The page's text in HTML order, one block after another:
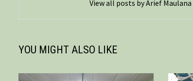
View all posts by Arief
YOU MIGHT ALSO LIKE